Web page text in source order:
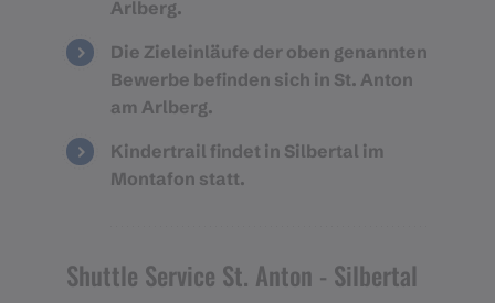
Arlberg.
Die Zieleinläufe der oben genannten
Bewerbe befinden sich in St. Anton
am Arlberg.
Kindertrail findet in Silbertal im
Montafon statt.
Shuttle Service St. Anton - Silbertal